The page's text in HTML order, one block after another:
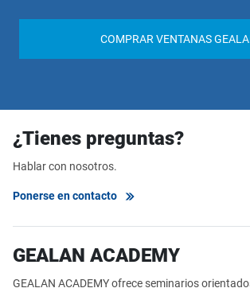
COMPRAR VENTANAS
¿Tienes preguntas?
Hablar con nosotros.
Ponerse en contacto
GEALAN ACADEMY
GEALAN ACADEMY ofrece seminarios